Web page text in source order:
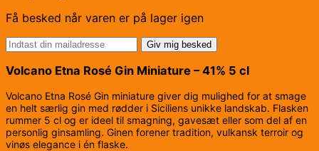
Få besked når varen er på lager igen
Giv mig besked
Volcano Etna Rosé Gin Miniature – 41% 5 cl
Volcano Etna Rosé Gin miniature giver dig mulighed for at smage
en helt særlig gin med rødder i Siciliens unikke landskab. Flasken
rummer 5 cl og er ideel til smagning, gavesæt eller som del af en
personlig ginsamling. Ginen forener tradition, vulkansk terroir og
vinøs elegance i én flaske.